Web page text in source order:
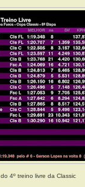
4º treino livre da Classic